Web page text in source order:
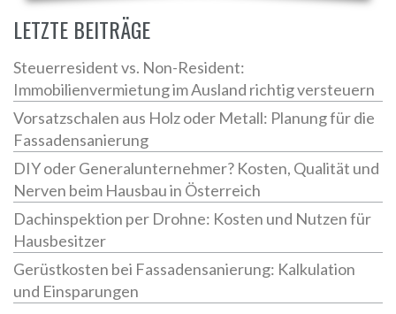
LETZTE BEITRÄGE
Steuerresident vs. Non-Resident:
Immobilienvermietung im Ausland richtig versteuern
Vorsatzschalen aus Holz oder Metall: Planung für die
Fassadensanierung
DIY oder Generalunternehmer? Kosten, Qualität und
Nerven beim Hausbau in Österreich
Dachinspektion per Drohne: Kosten und Nutzen für
Hausbesitzer
Gerüstkosten bei Fassadensanierung: Kalkulation
und Einsparungen